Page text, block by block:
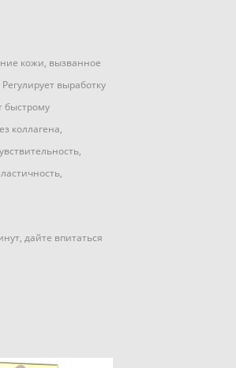
кожи, вызванное
выработку
быстрому
коллагена,
дайте впитаться